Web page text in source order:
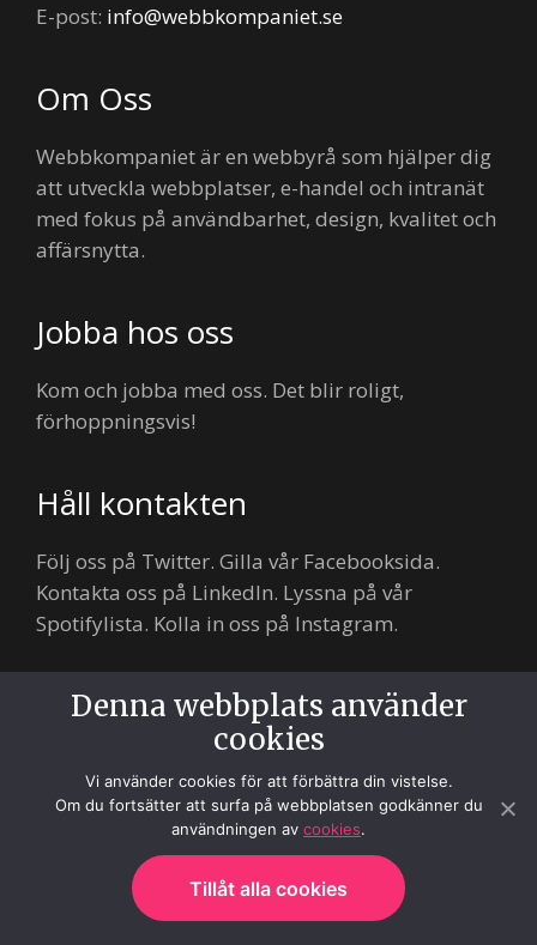
E-post: info@webbkompaniet.se
Om Oss
Webbkompaniet är en webbyrå som hjälper dig
att utveckla webbplatser, e-handel och intranät
med fokus på användbarhet, design, kvalitet och
affärsnytta.
Jobba hos oss
Kom och jobba med oss. Det blir roligt,
förhoppningsvis!
Håll kontakten
Följ oss på Twitter. Gilla vår Facebooksida.
Kontakta oss på LinkedIn. Lyssna på vår
Spotifylista. Kolla in oss på Instagram.
Boka gratis onlinedemo
utmaningar och svarar på dina frågor.
Ring upp mig
Denna webbplats använder
cookies
Vi använder cookies för att förbättra din vistelse.
Om du fortsätter att surfa på webbplatsen godkänner du
användningen av cookies.
Tillåt alla cookies